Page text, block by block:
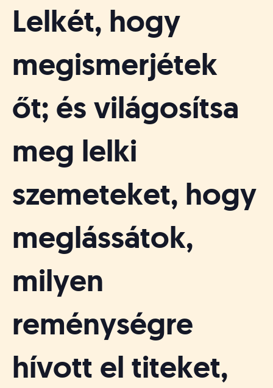
Lelkét, hogy
megismerjétek
őt; és világosítsa
meg lelki
szemeteket, hogy
meglássátok,
milyen
reménységre
hívott el titeket,